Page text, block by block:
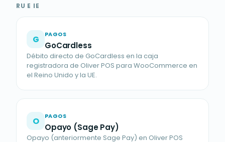
RU E IE
G PAGOS
GoCardless
Débito directo de GoCardless en la caja
registradora de Oliver POS para WooCommerce en
el Reino Unido y la UE.
O PAGOS
Opayo (Sage Pay)
Opayo (anteriormente Sage Pay) en Oliver POS